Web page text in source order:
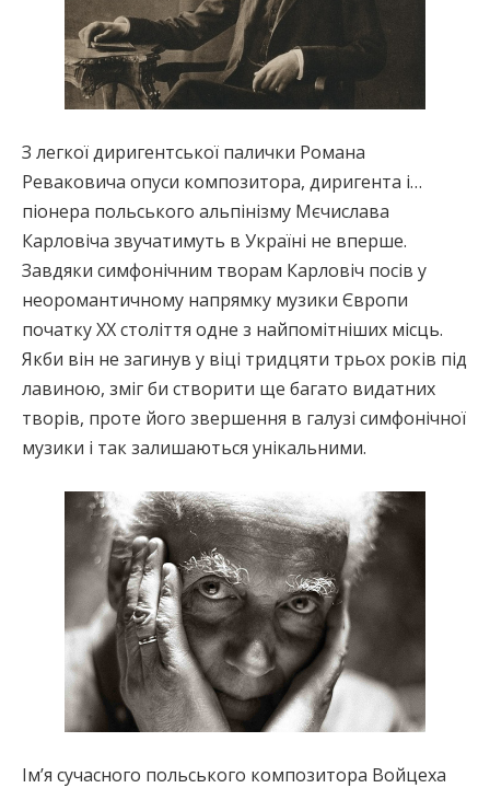
З легкої диригентської палички Романа
Реваковича опуси композитора, диригента і…
піонера польського альпінізму Мєчислава
Карловіча звучатимуть в Україні не вперше.
Завдяки симфонічним творам Карловіч посів у
неоромантичному напрямку музики Європи
початку ХХ століття одне з найпомітніших місць.
Якби він не загинув у віці тридцяти трьох років під
лавиною, зміг би створити ще багато видатних
творів, проте його звершення в галузі симфонічної
музики і так залишаються унікальними.
Ім’я сучасного польського композитора Войцеха